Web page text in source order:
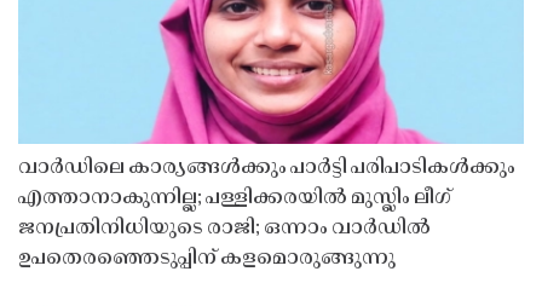
വാർഡിലെ കാര്യങ്ങൾക്കും പാർട്ടി പരിപാടികൾക്കും
എത്താനാകുന്നില്ല; പള്ളിക്കരയിൽ മുസ്ലിം ലീഗ്
ജനപ്രതിനിധിയുടെ രാജി; ഒന്നാം വാർഡിൽ
ഉപതെരഞ്ഞെടുപ്പിന് കളമൊരുങ്ങുന്നു